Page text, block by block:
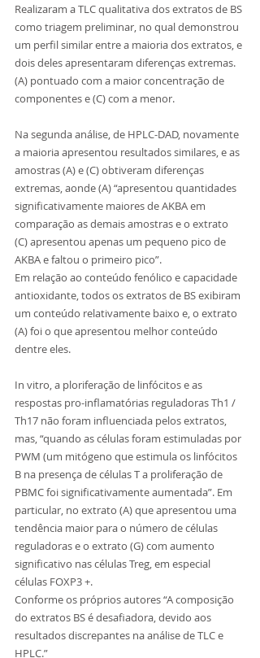
Realizaram a TLC qualitativa dos extratos de BS
como triagem preliminar, no qual demonstrou
um perfil similar entre a maioria dos extratos, e
dois deles apresentaram diferenças extremas.
(A) pontuado com a maior concentração de
componentes e (C) com a menor.
Na segunda análise, de HPLC-DAD, novamente
a maioria apresentou resultados similares, e as
amostras (A) e (C) obtiveram diferenças
extremas, aonde (A) “apresentou quantidades
significativamente maiores de AKBA em
comparação as demais amostras e o extrato
(C) apresentou apenas um pequeno pico de
AKBA e faltou o primeiro pico”.
Em relação ao conteúdo fenólico e capacidade
antioxidante, todos os extratos de BS exibiram
um conteúdo relativamente baixo e, o extrato
(A) foi o que apresentou melhor conteúdo
dentre eles.
In vitro, a ploriferação de linfócitos e as
respostas pro-inflamatórias reguladoras Th1 /
Th17 não foram influenciada pelos extratos,
mas, “quando as células foram estimuladas por
PWM (um mitógeno que estimula os linfócitos
B na presença de células T a proliferação de
PBMC foi significativamente aumentada”. Em
particular, no extrato (A) que apresentou uma
tendência maior para o número de células
reguladoras e o extrato (G) com aumento
significativo nas células Treg, em especial
células FOXP3 +.
Conforme os próprios autores “A composição
do extratos BS é desafiadora, devido aos
resultados discrepantes na análise de TLC e
HPLC.”